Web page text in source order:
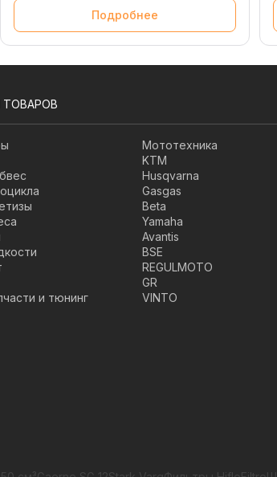
Подробнее
ТОВАРОВ
и тюнинг
Мототехника
KTM
Husqvarna
Gasgas
Beta
Yamaha
Avantis
BSE
REGULMOTO
GR
VINTO